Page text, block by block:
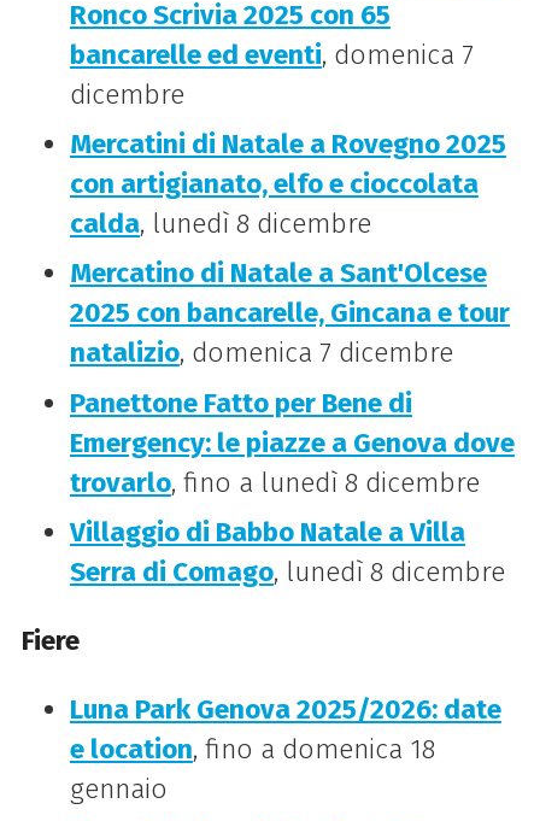
Ronco Scrivia 2025 con 65
bancarelle ed eventi, domenica 7
dicembre
Mercatini di Natale a Rovegno 2025
con artigianato, elfo e cioccolata
calda, lunedì 8 dicembre
Mercatino di Natale a Sant'Olcese
2025 con bancarelle, Gincana e tour
natalizio, domenica 7 dicembre
Panettone Fatto per Bene di
Emergency: le piazze a Genova dove
trovarlo, fino a lunedì 8 dicembre
Villaggio di Babbo Natale a Villa
Serra di Comago, lunedì 8 dicembre
Fiere
Luna Park Genova 2025/2026: date
e location, fino a domenica 18
gennaio